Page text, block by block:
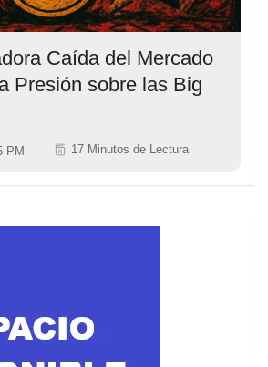
Caída del Mercado
Presión sobre las Big
PM 17 Minutos de Lectura